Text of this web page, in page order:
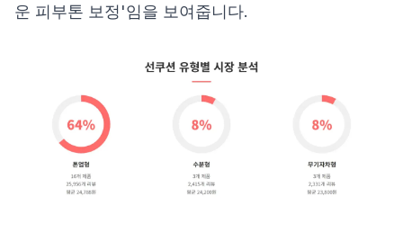
운 피부톤 보정'임을 보여줍니다.